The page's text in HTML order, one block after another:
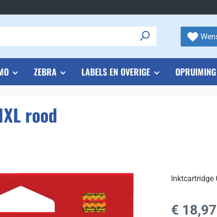
ZEBRA LABELS EN OVERIGE OPRUIMING
rood
Inktcartridge
Normale prijs:
€ 18,97